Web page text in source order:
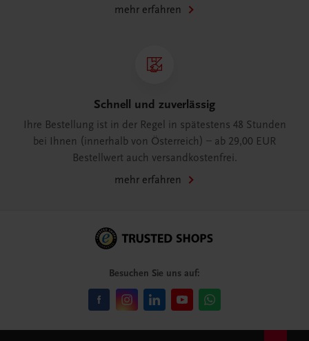
mehr erfahren
Schnell und zuverlässig
Ihre Bestellung ist in der Regel in spätestens 48 Stunden
bei Ihnen (innerhalb von Österreich) – ab 29,00 EUR
Bestellwert auch versandkostenfrei.
mehr erfahren
Besuchen Sie uns auf: